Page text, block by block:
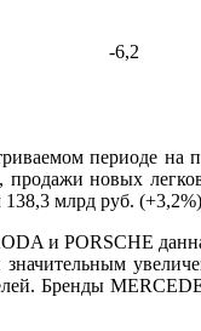
-6,2
периоде на
новых
млрд руб.
и PORSCHE
Бренды